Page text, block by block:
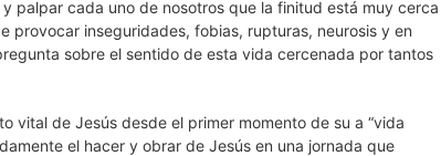
palpar cada uno de nosotros que la finitud está muy cerca
provocar inseguridades, fobias, rupturas, neurosis y en
sobre el sentido de esta vida cercenada por tantos
vital de Jesús desde el primer momento de su a “vida
el hacer y obrar de Jesús en una jornada que